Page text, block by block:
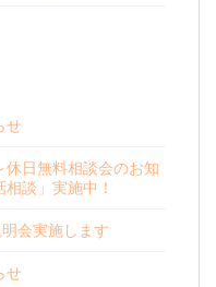
せ
休日無料相談会のお知
談」実施中！
明会実施します
せ